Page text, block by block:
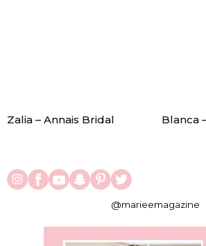
Zalia – Annais Bridal Blanca
@marieemagazine